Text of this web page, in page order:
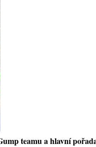
teamu a hlavní